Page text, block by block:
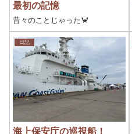
最初の記憶
昔々のことじゃった🦀
日記
海上保安庁の巡視船！